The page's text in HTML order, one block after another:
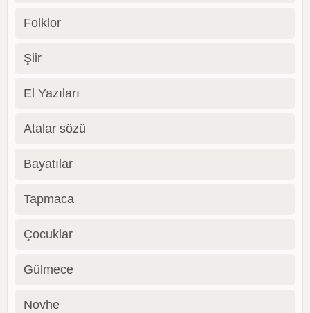
Folklor
Şiir
El Yazıları
Atalar sözü
Bayatılar
Tapmaca
Çocuklar
Gülmece
Novhe